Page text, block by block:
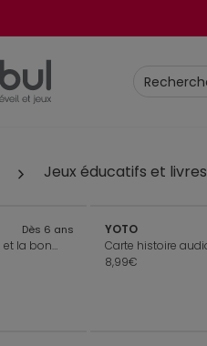
Jeux éducatifs et
Dès 6 ans
Carte histoire audio YOTO, Wish, Asha et la bonne étoile
YOTO
Carte histoire
8,99€